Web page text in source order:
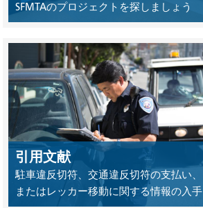
SFMTAのプロジェクトを探しましょう
引用文献
駐車違反切符、交通違反切符の支払い、
またはレッカー移動に関する情報の入手